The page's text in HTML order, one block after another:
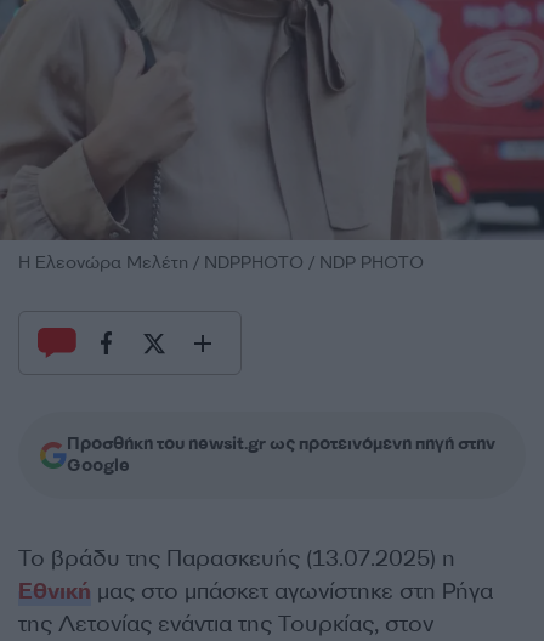
Η Ελεονώρα Μελέτη / NDPPHOTO / NDP PHOTO
Προσθήκη του newsit.gr ως προτεινόμενη πηγή στην
Google
Το βράδυ της Παρασκευής (13.07.2025) η
Εθνική μας στο μπάσκετ αγωνίστηκε στη Ρήγα
της Λετονίας ενάντια της Τουρκίας, στον